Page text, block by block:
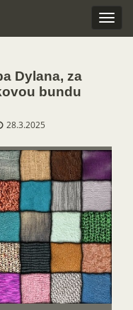
Dylana, za
bundu
28.3.2025